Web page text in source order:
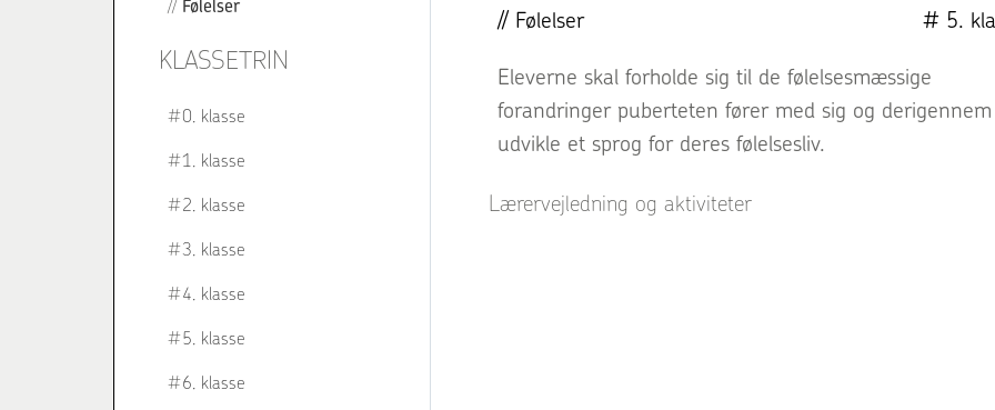
// Følelser
# 5.
Eleverne skal forholde sig til de følelsesmæssige
forandringer puberteten fører med sig og derigennem
udvikle et sprog for deres følelsesliv.
Lærervejledning og aktiviteter
Følelser
KLASSETRIN
0. klasse
1. klasse
2. klasse
3. klasse
4. klasse
5. klasse
6. klasse